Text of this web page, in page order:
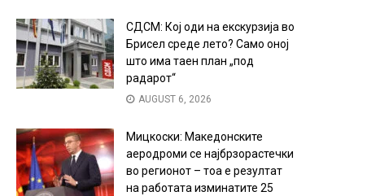
СДСМ: Кој оди на екскурзија во
Брисел среде лето? Само оној
што има таен план „под
радарот“
AUGUST 6, 2026
Мицкоски: Македонските
аеродроми се најбрзорастечки
во регионот – тоа е резултат
на работата изминатите 25